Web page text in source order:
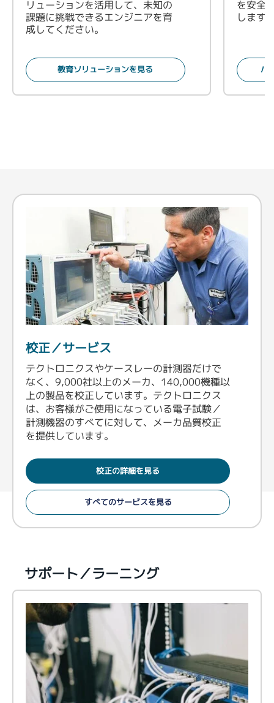
リューションを活用して、未知の
課題に挑戦できるエンジニアを育
成してください。
教育ソリューションを見る
を安全
します
パ
校正／サービス
テクトロニクスやケースレーの計測器だけで
なく、9,000社以上のメーカ、140,000機種以
上の製品を校正しています。テクトロニクス
は、お客様がご使用になっている電子試験／
計測機器のすべてに対して、メーカ品質校正
を提供しています。
校正の詳細を見る
すべてのサービスを見る
サポート／ラーニング